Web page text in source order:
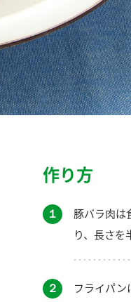
作り方
１
豚バラ肉は
り、長さを
２
フライパン